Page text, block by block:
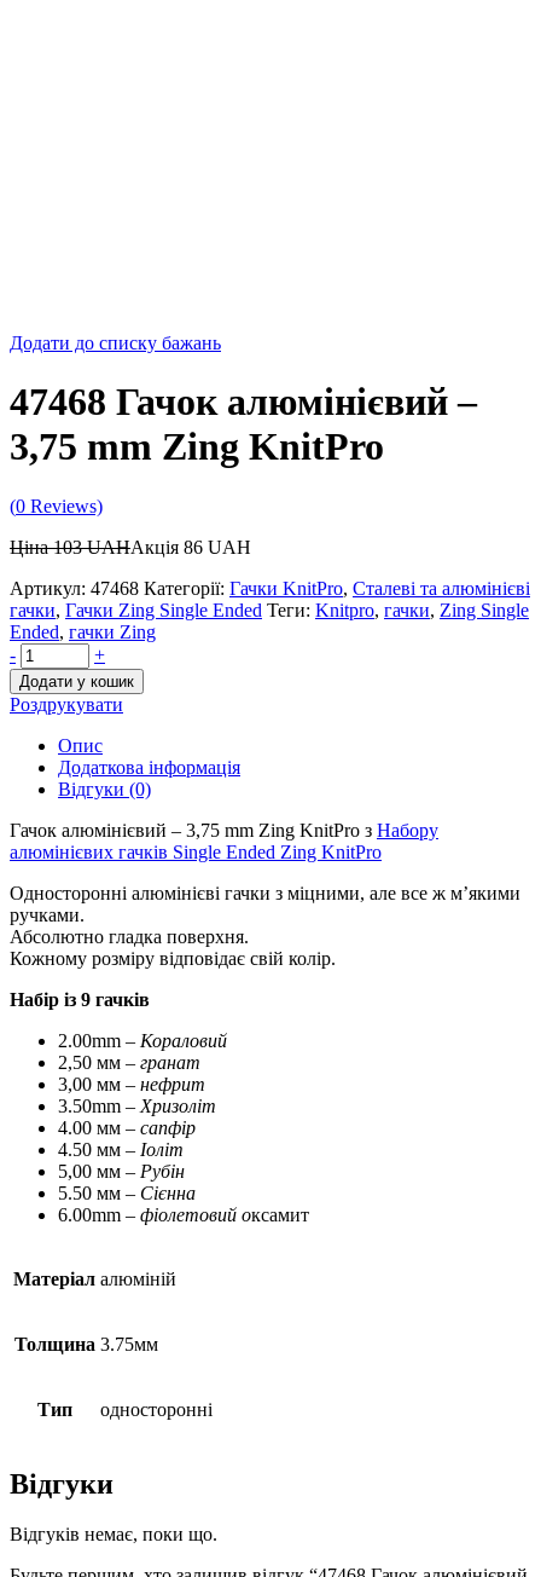
Додати до списку бажань
47468 Гачок алюмінієвий –
3,75 mm Zing KnitPro
(0 Reviews)
Ціна103UAHАкція 86 UAH
Артикул: 47468 Категорії: Гачки KnitPro, Сталеві та алюмінієві
гачки, Гачки Zing Single Ended Теги: Knitpro, гачки, Zing Single
Ended, гачки Zing
-
+
Додати у кошик
Роздрукувати
Опис
Додаткова інформація
Відгуки (0)
Гачок алюмінієвий – 3,75 mm Zing KnitPro з Набору
алюмінієвих гачків Single Ended Zing KnitPro
Односторонні алюмінієві гачки з міцними, але все ж м’якими
ручками.
Абсолютно гладка поверхня.
Кожному розміру відповідає свій колір.
Набір із 9 гачків
2.00mm – Кораловий
2,50 мм – гранат
3,00 мм – нефрит
3.50mm – Хризоліт
4.00 мм – сапфір
4.50 мм – Іоліт
5,00 мм – Рубін
5.50 мм – Сієнна
6.00mm – фіолетовий оксамит
Матеріал алюміній
Толщина 3.75мм
Тип односторонні
Відгуки
Відгуків немає, поки що.